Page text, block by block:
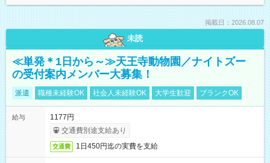
掲載日：2026.08.07
未読
≪単発＊1日から～≫天王寺動物園／ナイトズー
の受付案内メンバー大募集！
派遣 職種未経験OK 社会人未経験OK 大学生歓迎 ブランクOK
給与
1177円
交通費別途支給あり
交通費 1日450円迄の実費を支給